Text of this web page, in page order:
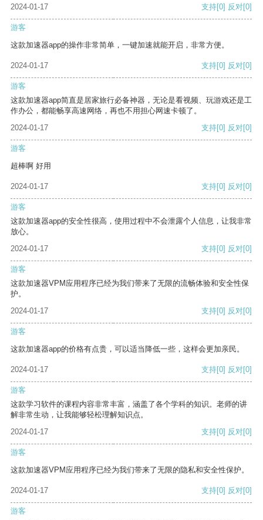
2024-01-17
支持[0] 反对[0]
游客
这款加速器app的操作非常简单，一键加速就能开启，非常方便。
2024-01-17 支持[0] 反对[0]
游客
这款加速器app简直是居家旅行必备神器，无论是看视频、玩游戏还是工
作办公，都能畅享高速网络，再也不用担心网速卡顿了。
2024-01-17
支持[0] 反对[0]
游客
超棒啊 好用
2024-01-17 支持[0] 反对[0]
游客
这款加速器app的安全性很高，使用过程中不会泄露个人信息，让我非常
放心。
2024-01-17
支持[0] 反对[0]
游客
这款加速器VPM应用程序已经为我们带来了无限的流畅体验和安全性保
护。
2024-01-17
支持[0] 反对[0]
游客
这款加速器app的价格有点贵，可以适当降低一些，这样会更加亲民。
2024-01-17 支持[0] 反对[0]
游客
这款学习软件的课程内容非常丰富，涵盖了各个学科的知识。老师的讲
解非常生动，让我能够轻松理解知识点。
2024-01-17
支持[0] 反对[0]
游客
这款加速器VPM应用程序已经为我们带来了无限的隐私和安全性保护。
2024-01-17 支持[0] 反对[0]
游客